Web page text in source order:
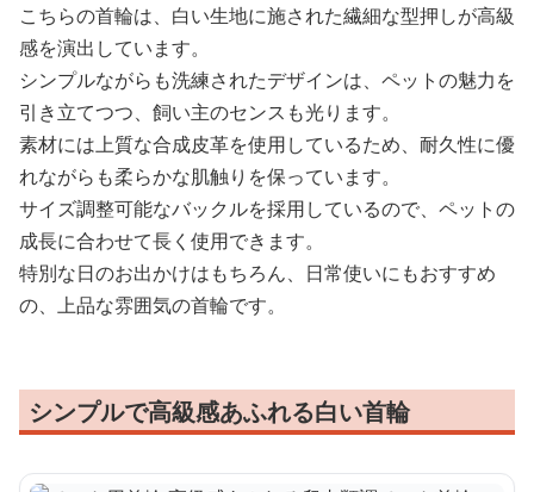
こちらの首輪は、白い生地に施された繊細な型押しが高級
感を演出しています。
シンプルながらも洗練されたデザインは、ペットの魅力を
引き立てつつ、飼い主のセンスも光ります。
素材には上質な合成皮革を使用しているため、耐久性に優
れながらも柔らかな肌触りを保っています。
サイズ調整可能なバックルを採用しているので、ペットの
成長に合わせて長く使用できます。
特別な日のお出かけはもちろん、日常使いにもおすすめ
の、上品な雰囲気の首輪です。
シンプルで高級感あふれる白い首輪